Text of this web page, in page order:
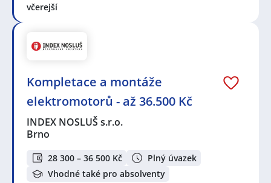
včerejší
Kompletace a montáže
elektromotorů - až 36.500 Kč
INDEX NOSLUŠ s.r.o.
Brno
28 300 – 36 500 Kč
Plný úvazek
Vhodné také pro absolventy